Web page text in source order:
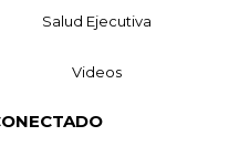
Salud Ejecutiva
Videos